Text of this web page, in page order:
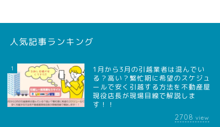
人気記事ランキング
1
1月から3月の引越業者は混んでい
る？高い？繁忙期に希望のスケジュ
ールで安く引越する方法を不動産屋
現役店長が現場目線で解説しま
す！！
2708 view